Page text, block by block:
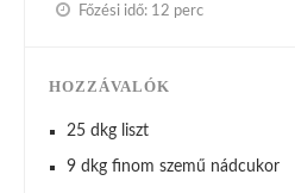
Főzési idő: 12 perc
HOZZÁVALÓK
25 dkg liszt
9 dkg finom szemű nádcukor